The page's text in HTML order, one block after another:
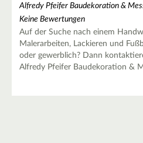
Alfredy Pfeifer Baudekoration &
Keine Bewertungen
Auf der Suche nach einem
Malerarbeiten, Lackieren und
oder gewerblich? Dann
Alfredy Pfeifer Baudekoration &